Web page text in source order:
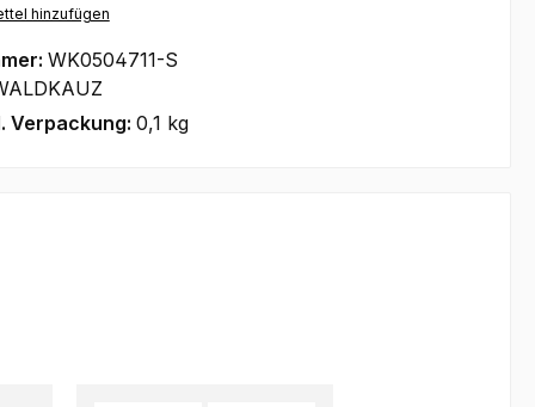
hinzufügen
WK0504711-S
Verpackung: 0,1 kg